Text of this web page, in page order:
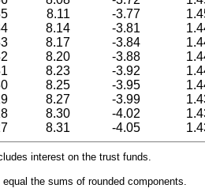
8.11 -3.77
8.14 -3.81
8.17 -3.84
8.20 -3.88
8.23 -3.92
8.25 -3.95
8.27 -3.99
8.30 -4.02
8.31 -4.05
interest on the trust funds.
the sums of rounded components.